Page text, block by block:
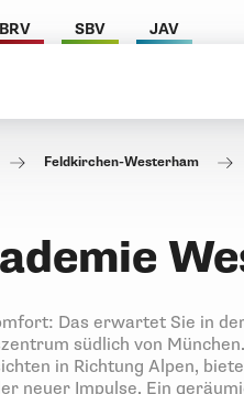
BRV SBV JAV
Feldkirchen-Westerham
Das erwartet Sie in
südlich von
in Richtung Alpen,
neuer Impulse. Ein